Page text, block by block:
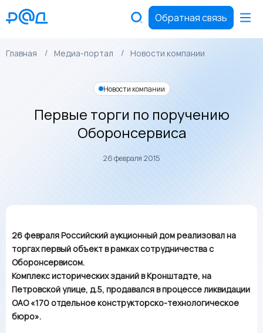
Обратная связь
Главная Медиа-портал Новости компании
Новости компании
Первые торги по поручению
Оборонсервиса
26 февраля 2015
26 февраля Российский аукционный дом реализовал на
торгах первый объект в рамках сотрудничества с
Оборонсервисом.
Комплекс исторических зданий в Кронштадте, на
Петровской улице, д.5, продавался в процессе ликвидации
ОАО «170 отдельное конструкторско-технологическое
бюро».